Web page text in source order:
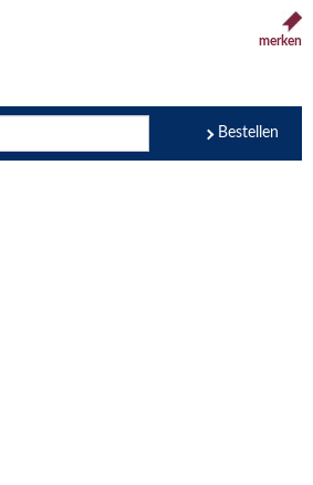
merken
Bestellen